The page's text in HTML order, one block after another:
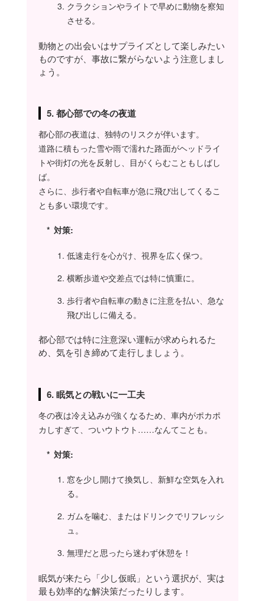
クラクションやライトで早めに動物を察知
させる。
動物との出会いはサプライズとして楽しみたい
ものですが、事故に繋がらないよう注意しまし
ょう。
5. 都心部での冬の夜道
都心部の夜道は、独特のリスクが伴います。
道路に積もった雪や雨で濡れた路面がヘッドライ
トや街灯の光を反射し、目がくらむこともしばし
ば。
さらに、歩行者や自転車が急に飛び出してくるこ
とも多い環境です。
対策:
低速走行を心がけ、視界を広く保つ。
横断歩道や交差点では特に慎重に。
歩行者や自転車の動きに注意を払い、急な
飛び出しに備える。
都心部では特に注意深い運転が求められるた
め、気を引き締めて走行しましょう。
6. 眠気との戦いに一工夫
冬の夜は冷え込みが強くなるため、車内がポカポ
カしすぎて、ついウトウト……なんてことも。
対策:
窓を少し開けて換気し、新鮮な空気を入れ
る。
ガムを噛む、またはドリンクでリフレッシ
ュ。
無理だと思ったら迷わず休憩を！
眠気が来たら「少し仮眠」という選択が、実は
最も効率的な解決策だったりします。